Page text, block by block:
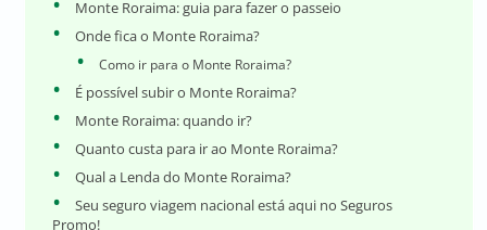
Monte Roraima: guia para fazer o passeio
Onde fica o Monte Roraima?
Como ir para o Monte Roraima?
É possível subir o Monte Roraima?
Monte Roraima: quando ir?
Quanto custa para ir ao Monte Roraima?
Qual a Lenda do Monte Roraima?
Seu seguro viagem nacional está aqui no Seguros
Promo!